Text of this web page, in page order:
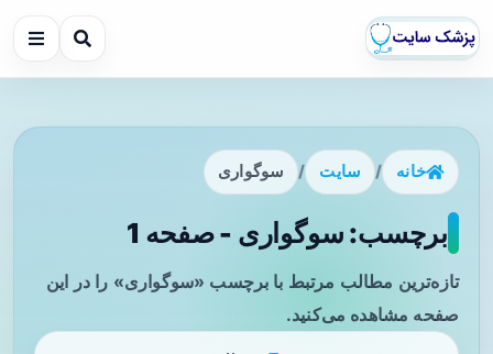
خانه / سایت / سوگواری
برچسب: سوگواری - صفحه 1
تازه‌ترین مطالب مرتبط با برچسب «سوگواری» را در این
صفحه مشاهده می‌کنید.